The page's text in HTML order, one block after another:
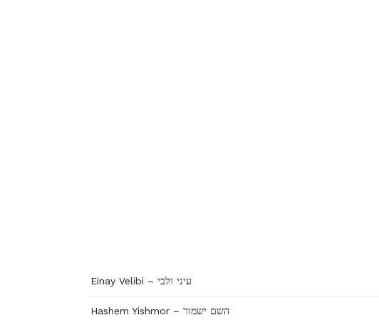
Einay Velibi – עיני ולבי
Hashem Yishmor – השם ישמור